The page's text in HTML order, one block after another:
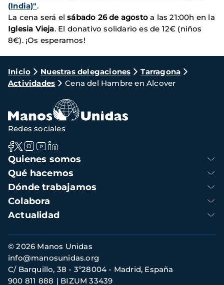
(India)".
La cena será elsábado 26 de agosto a las 21:00h en la
Iglesia Vieja. El donativo solidario es de 12€ (niños
8€). ¡Os esperamos!
Ruta
de
navegación
Inicio Nuestras delegaciones
Tarragona
Actividades
Cena del Hambre en Alcover
Navegación
principal
Quienes somos
Qué hacemos
Dónde trabajamos
Colabora
Actualidad
Redes sociales
Información
de
contacto
© 2026 Manos Unidas
C/ Barquillo, 38 - 3º28004 - Madrid, España
900 811 888
BIZUM 33439
info@manosunidas.org